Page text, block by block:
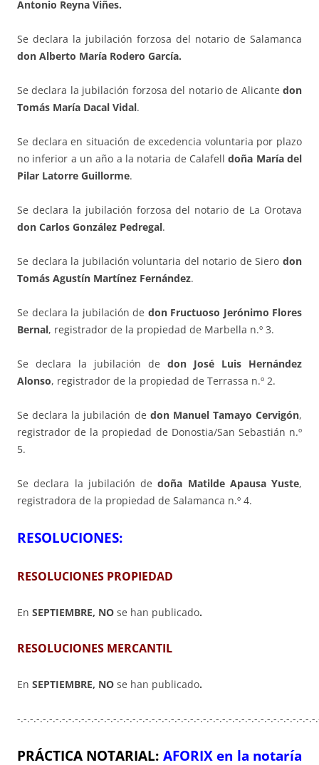
Antonio Reyna Viñes.
Se declara la jubilación forzosa del notario de Salamanca
don Alberto María Rodero García.
Se declara la jubilación forzosa del notario de Alicante don
Tomás María Dacal Vidal.
Se declara en situación de excedencia voluntaria por plazo
no inferior a un año a la notaria de Calafelldoña María del
Pilar Latorre Guillorme.
Se declara la jubilación forzosa del notario de La Orotava
don Carlos González Pedregal.
Se declara la jubilación voluntaria del notario de Siero don
Tomás Agustín Martínez Fernández.
Se declara la jubilación de don Fructuoso Jerónimo Flores
Bernal, registrador de la propiedad de Marbella n.º 3.
Se declara la jubilación de don José Luis Hernández
Alonso, registrador de la propiedad de Terrassa n.º 2.
Se declara la jubilación de don Manuel Tamayo Cervigón,
registrador de la propiedad de Donostia/San Sebastián n.º
5.
Se declara la jubilación dedoña Matilde Apausa Yuste,
registradora de la propiedad de Salamanca n.º 4.
RESOLUCIONES:
RESOLUCIONES PROPIEDAD
En SEPTIEMBRE, NO se han publicado.
RESOLUCIONES MERCANTIL
En SEPTIEMBRE, NO se han publicado.
-.-.-.-.-.-.-.-.-.-.-.-.-.-.-.-.-.-.-.-.-.-.-.-.-.-.-.-.-.-.-.-.-.-.-.-.-.-.-.-.-.-.-.-.-.-
PRÁCTICA NOTARIAL: AFORIX en la notaría